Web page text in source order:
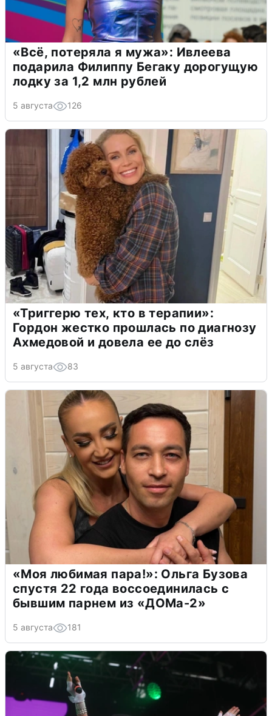
«Всё, потеряла я мужа»: Ивлеева
подарила Филиппу Бегаку дорогущую
лодку за 1,2 млн рублей
5 августа 126
«Триггерю тех, кто в терапии»:
Гордон жестко прошлась по диагнозу
Ахмедовой и довела ее до слёз
5 августа 83
«Моя любимая пара!»: Ольга Бузова
спустя 22 года воссоединилась с
бывшим парнем из «ДОМа-2»
5 августа 181